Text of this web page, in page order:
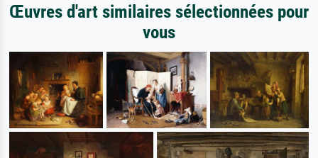
Œuvres d'art similaires sélectionnées pour
vous